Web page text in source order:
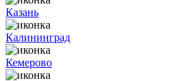
Казань
Калининград
Кемерово